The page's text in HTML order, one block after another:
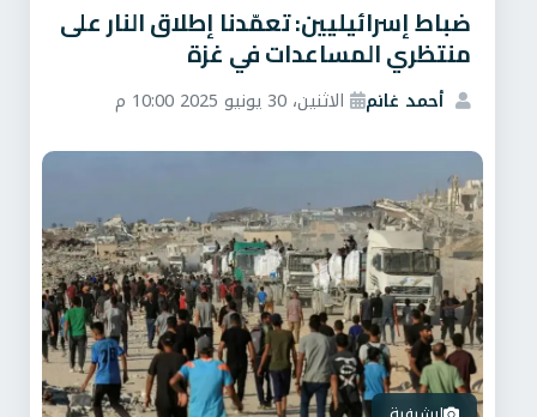
ضباط إسرائيليين: تعمّدنا إطلاق النار على
منتظري المساعدات في غزة
أحمد غانم الاثنين، 30 يونيو 2025 10:00 م